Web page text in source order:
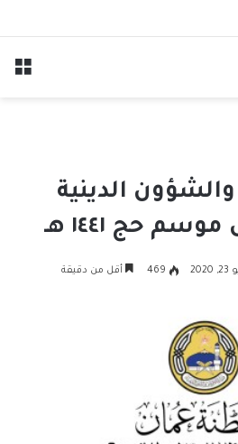
الدينية
حج ١٤٤١ هـ
469 أقل من دقيقة